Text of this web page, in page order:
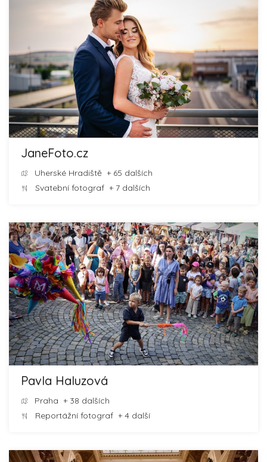
JaneFoto.cz
Uherské Hradiště + 65 dalších
Svatební fotograf + 7 dalších
Pavla Haluzová
Praha + 38 dalších
Reportážní fotograf + 4 další